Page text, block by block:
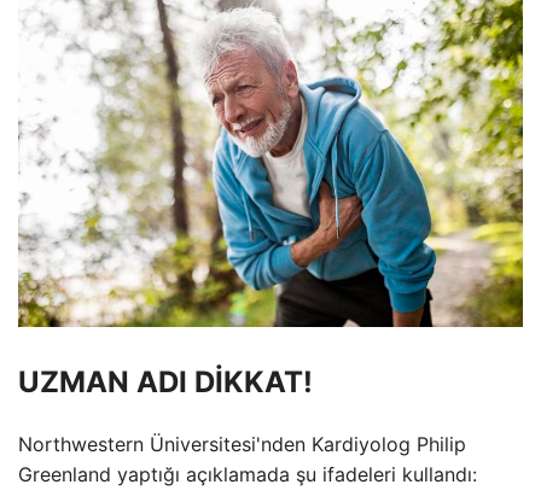
UZMAN ADI DİKKAT!
Northwestern Üniversitesi'nden Kardiyolog Philip
Greenland yaptığı açıklamada şu ifadeleri kullandı: